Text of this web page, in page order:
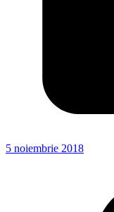
5 noiembrie 2018